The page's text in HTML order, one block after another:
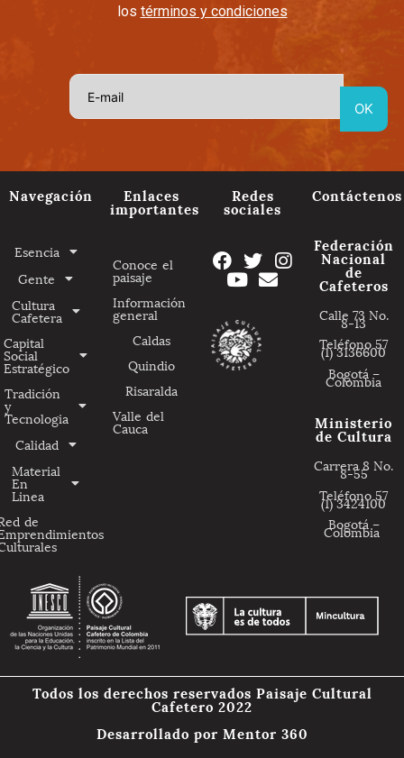
los términos y condiciones
Navegación
Esencia
Gente
Cultura
Cafetera
Capital
Social
Estratégico
Tradición
y
Tecnologia
Calidad
Material
En
Linea
de
Enlaces
importantes
Conoce el
paisaje
Información
general
Caldas
Quindio
Risaralda
Valle del
Cauca
Redes
sociales
Contáctenos
Federación
Nacional
de
Cafeteros
Calle 73 No.
8-13
Teléfono 57
(1) 3136600
Bogotá –
Colombia
Ministerio
de Cultura
Carrera 8 No.
8-55
Teléfono 57
(1) 3424100
Bogotá –
Colombia
Todos los derechos reservados Paisaje Cultural
Cafetero 2022
Desarrollado por Mentor 360